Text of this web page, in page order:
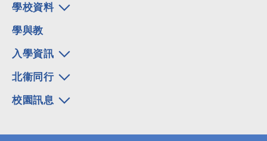
學校資料
學與教
入學資訊
北衞同行
校園訊息